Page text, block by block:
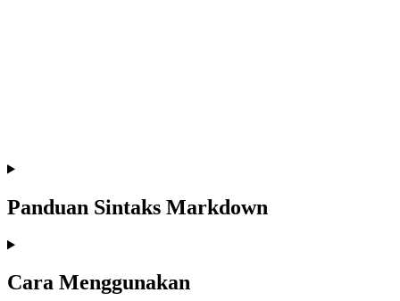
Panduan Sintaks Markdown
Cara Menggunakan